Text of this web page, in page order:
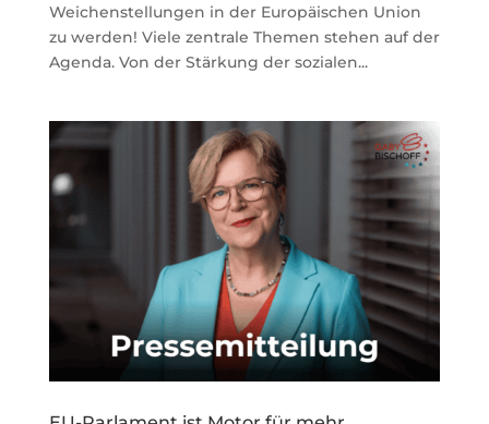
Weichenstellungen in der Europäischen Union
zu werden! Viele zentrale Themen stehen auf der
Agenda. Von der Stärkung der sozialen...